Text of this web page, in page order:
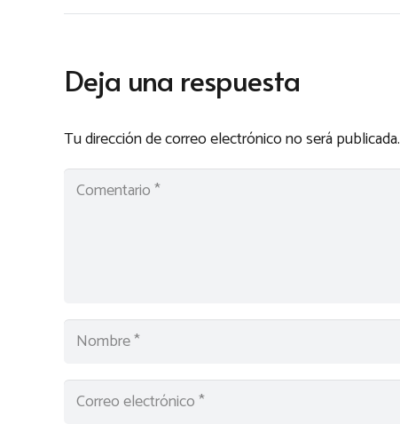
Deja una respuesta
Tu dirección de correo electrónico no será publicada.